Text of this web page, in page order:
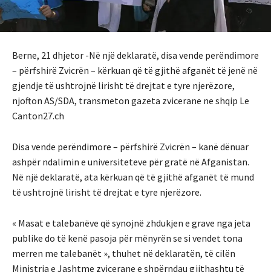
Berne, 21 dhjetor -Në një deklaratë, disa vende perëndimore
– përfshirë Zvicrën – kërkuan që të gjithë afganët të jenë në
gjendje të ushtrojnë lirisht të drejtat e tyre njerëzore,
njofton AS/SDA, transmeton gazeta zvicerane ne shqip Le
Canton27.ch
Disa vende perëndimore – përfshirë Zvicrën – kanë dënuar
ashpër ndalimin e universiteteve për gratë në Afganistan.
Në një deklaratë, ata kërkuan që të gjithë afganët të mund
të ushtrojnë lirisht të drejtat e tyre njerëzore.
« Masat e talebanëve që synojnë zhdukjen e grave nga jeta
publike do të kenë pasoja për mënyrën se si vendet tona
merren me talebanët », thuhet në deklaratën, të cilën
Ministria e Jashtme zvicerane e shpërndau gjithashtu të